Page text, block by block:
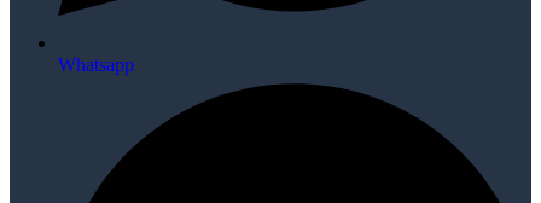
Whatsapp